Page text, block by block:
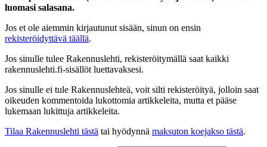
luomasi salasana.
Jos et ole aiemmin kirjautunut sisään, sinun on ensin
rekisteröidyttävä täällä.
Jos sinulle tulee Rakennuslehti, rekisteröitymällä saat kaikki
rakennuslehti.fi-sisällöt luettavaksesi.
Jos sinulle ei tule Rakennuslehteä, voit silti rekisteröityä, jolloin saat
oikeuden kommentoida lukottomia artikkeleita, mutta et pääse
lukemaan lukittuja artikkeleita.
Tilaa Rakennuslehti tästä tai hyödynnä maksuton koejakso tästä.